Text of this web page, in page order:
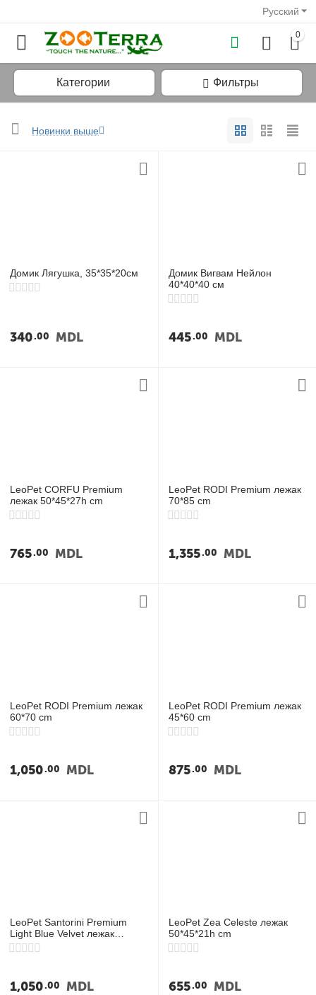
Русский
0
Категории Фильтры
Новинки выше
Домик Лягушка, 35*35*20см
340 00 MDL
Домик Вигвам Нейлон
40*40*40 см
445 00 MDL
LeoPet CORFU Premium
лежак 50*45*27h cm
765 00 MDL
LeoPet RODI Premium лежак
70*85 cm
1,355 00 MDL
LeoPet RODI Premium лежак
60*70 cm
1,050 00 MDL
LeoPet RODI Premium лежак
45*60 cm
875 00 MDL
LeoPet Santorini Premium
Light Blue Velvet лежак
65*55*23h cm
1,050 00 MDL
LeoPet Zea Celeste лежак
50*45*21h cm
655 00 MDL